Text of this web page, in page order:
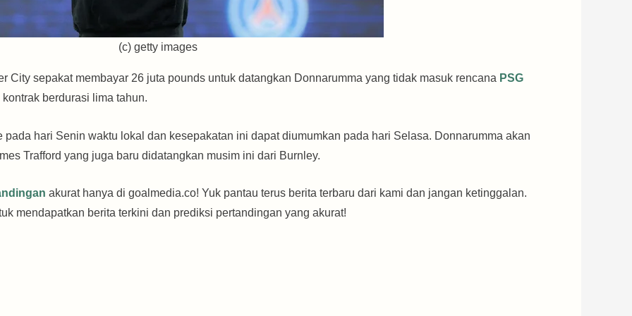
(c) getty images
City sepakat membayar 26 juta pounds untuk datangkan Donnarumma yang tidak masuk rencana PSG
berdurasi lima tahun.
hari Senin waktu lokal dan kesepakatan ini dapat diumumkan pada hari Selasa. Donnarumma akan
Trafford yang juga baru didatangkan musim ini dari Burnley.
akurat hanya di goalmedia.co! Yuk pantau terus berita terbaru dari kami dan jangan ketinggalan.
mendapatkan berita terkini dan prediksi pertandingan yang akurat!